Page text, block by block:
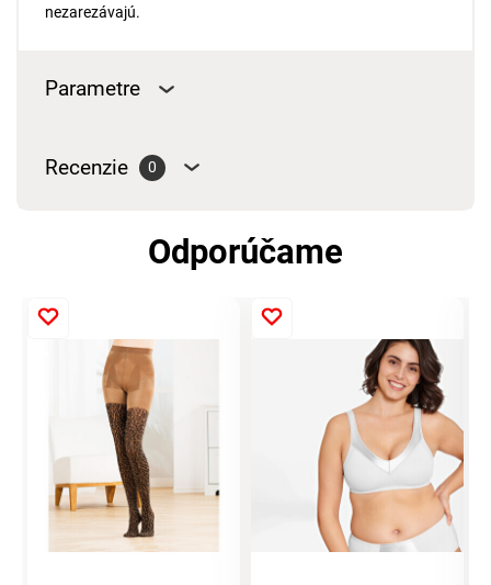
nezarezávajú.
Parametre
Recenzie 0
Odporúčame